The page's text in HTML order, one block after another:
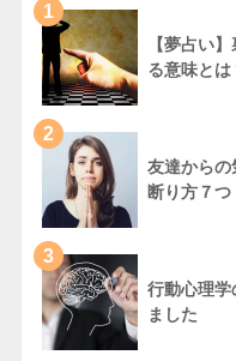
1
【夢占い
る意味とは
2
友達からの
断り方７つ
3
行動心理学
ました